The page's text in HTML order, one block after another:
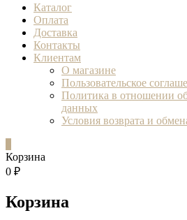
Каталог
Оплата
Доставка
Контакты
Клиентам
О магазине
Пользовательское
Политика в отношении
данных
Условия возврата и
Корзина
0 ₽
Корзина